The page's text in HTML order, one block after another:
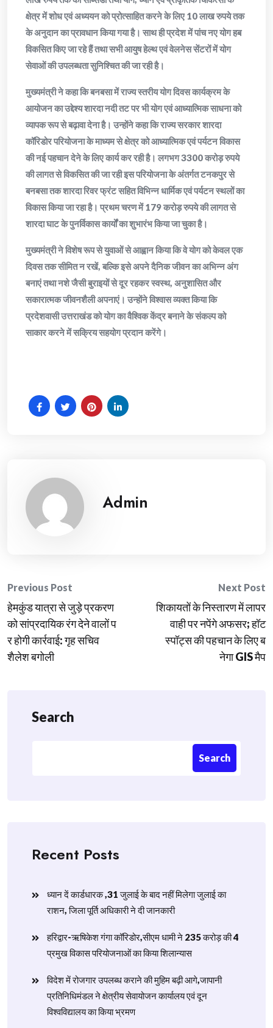
क्षेत्र में शोध एवं अध्ययन को प्रोत्साहित करने के लिए 10 लाख रुपये तक
के अनुदान का प्रावधान किया गया है। साथ ही प्रदेश में पांच नए योग हब
विकसित किए जा रहे हैं तथा सभी आयुष हेल्थ एवं वेलनेस सेंटरों में योग
सेवाओं की उपलब्धता सुनिश्चित की जा रही है।
मुख्यमंत्री ने कहा कि बनबसा में राज्य स्तरीय योग दिवस कार्यक्रम के
आयोजन का उद्देश्य शारदा नदी तट पर भी योग एवं आध्यात्मिक साधना को
व्यापक रूप से बढ़ावा देना है। उन्होंने कहा कि राज्य सरकार शारदा
कॉरिडोर परियोजना के माध्यम से क्षेत्र को आध्यात्मिक एवं पर्यटन विकास
की नई पहचान देने के लिए कार्य कर रही है। लगभग 3300 करोड़ रुपये
की लागत से विकसित की जा रही इस परियोजना के अंतर्गत टनकपुर से
बनबसा तक शारदा रिवर फ्रंट सहित विभिन्न धार्मिक एवं पर्यटन स्थलों का
विकास किया जा रहा है। प्रथम चरण में 179 करोड़ रुपये की लागत से
शारदा घाट के पुनर्विकास कार्यों का शुभारंभ किया जा चुका है।
मुख्यमंत्री ने विशेष रूप से युवाओं से आह्वान किया कि वे योग को केवल एक
दिवस तक सीमित न रखें, बल्कि इसे अपने दैनिक जीवन का अभिन्न अंग
बनाएं तथा नशे जैसी बुराइयों से दूर रहकर स्वस्थ, अनुशासित और
सकारात्मक जीवनशैली अपनाएं। उन्होंने विश्वास व्यक्त किया कि
प्रदेशवासी उत्तराखंड को योग का वैश्विक केंद्र बनाने के संकल्प को
साकार करने में सक्रिय सहयोग प्रदान करेंगे।
Admin
Post
navigation
Previous Post
हेमकुंड यात्रा से जुड़े प्रकरण
को सांप्रदायिक रंग देने वालों प
र होगी कार्रवाई: गृह सचिव
शैलेश बगोली
Next Post
​शिकायतों के निस्तारण में लापर
वाही पर नपेंगे अफसर; हॉट
स्पॉट्स की पहचान के लिए ब
नेगा GIS मैप
Search
Search
Recent Posts
ध्यान दें कार्डधारक ,31 जुलाई के बाद नहीं मिलेगा जुलाई का
राशन, जिला पूर्ति अधिकारी ने दी जानकारी
हरिद्वार-ऋषिकेश गंगा कॉरिडोर,सीएम धामी ने 235 करोड़ की 4
प्रमुख विकास परियोजनाओं का किया शिलान्यास
विदेश में रोजगार उपलब्ध कराने की मुहिम बढ़ी आगे,जापानी
प्रतिनिधिमंडल ने क्षेत्रीय सेवायोजन कार्यालय एवं दून
विश्वविद्यालय का किया भ्रमण